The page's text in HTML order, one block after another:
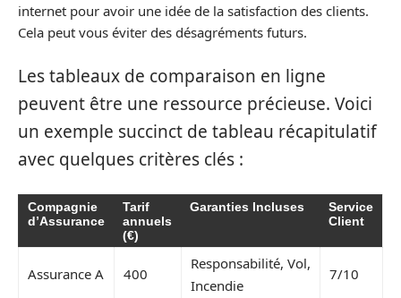
internet pour avoir une idée de la satisfaction des clients.
Cela peut vous éviter des désagréments futurs.
Les tableaux de comparaison en ligne
peuvent être une ressource précieuse. Voici
un exemple succinct de tableau récapitulatif
avec quelques critères clés :
Compagnie
d’Assurance
Tarif
annuels
(€)
Garanties Incluses
Service
Client
Assurance A 400
Responsabilité, Vol,
Incendie
7/10